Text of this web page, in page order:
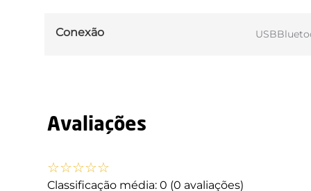
Conexão USB
Avaliações
☆☆☆☆☆
Classificação média: 0 (0 avaliações)